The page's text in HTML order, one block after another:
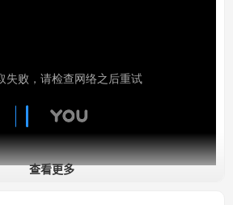
查看更多